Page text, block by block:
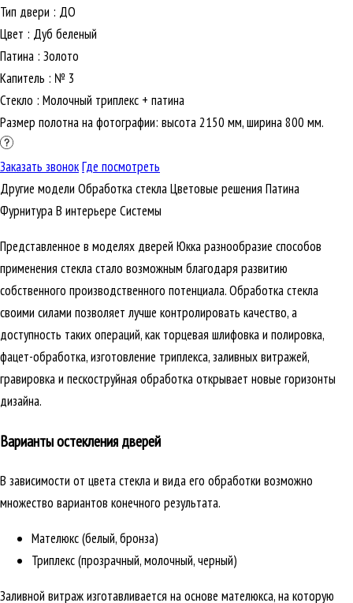
Тип двери : ДО
Цвет : Дуб беленый
Патина : Золото
Капитель : № 3
Стекло : Молочный триплекс + патина
Размер полотна на фотографии: высота 2150 мм, ширина 800 мм.
Заказать звонокГде посмотреть
Другие модели Обработка стеклаЦветовые решения Патина
ФурнитураВ интерьере Cистемы
Представленное в моделях дверей Юкка разнообразие способов
применения стекла стало возможным благодаря развитию
собственного производственного потенциала. Обработка стекла
своими силами позволяет лучше контролировать качество, а
доступность таких операций, как торцевая шлифовка и полировка,
фацет-обработка, изготовление триплекса, заливных витражей,
гравировка и пескоструйная обработка открывает новые горизонты
дизайна.
Варианты остекления дверей
В зависимости от цвета стекла и вида его обработки возможно
множество вариантов конечного результата.
Мателюкс (белый, бронза)
Триплекс (прозрачный, молочный, черный)
Заливной витраж изготавливается на основе мателюкса, на которую